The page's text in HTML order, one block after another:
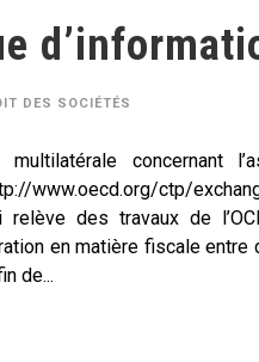
DES SOCIÉTÉS
concernant
ctp/
relève des travaux de
en matière fiscale
de...